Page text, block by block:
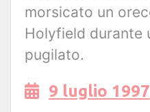
morsicato un
Holyfield durante
pugilato.
9 luglio 1997